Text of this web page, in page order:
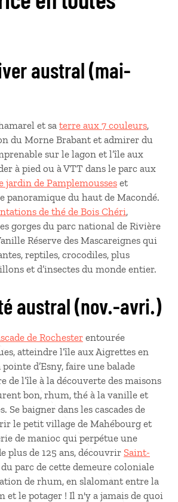
et sa terre aux 7 couleurs,
du Morne Brabant et admirer du
sur le lagon et l’île aux
à pied ou à VTT dans le parc aux
jardin de Pamplemousses et
panoramique du haut de Macondé.
de thé de Bois Chéri,
gorges du parc national de Rivière
Réserve des Mascareignes qui
reptiles, crocodiles, plus
et d’insectes du monde entier.
austral (nov.-avri.)
de Rochester entourée
atteindre l’île aux Aigrettes en
d’Esny, faire une balade
de l’île à la découverte des maisons
bon, rhum, thé à la vanille et
Se baigner dans les cascades de
le petit village de Mahébourg et
de manioc qui perpétue une
plus de 125 ans, découvrir Saint-
parc de cette demeure coloniale
de rhum, en slalomant entre la
et le potager ! Il n'y a jamais de quoi